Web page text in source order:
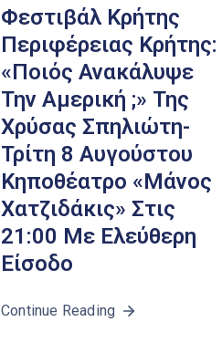
Φεστιβάλ Κρήτης
Περιφέρειας Κρήτης:
«Ποιός Ανακάλυψε
Την Αμερική ;» Της
Χρύσας Σπηλιώτη-
Τρίτη 8 Αυγούστου
Κηποθέατρο «Μάνος
Χατζιδάκις» Στις
21:00 Με Ελεύθερη
Είσοδο
Continue Reading